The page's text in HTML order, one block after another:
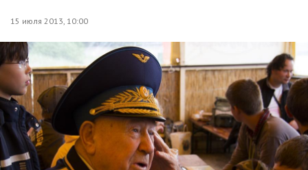
15 июля 2013, 10:00